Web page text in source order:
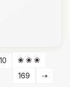
10
❀ ❀ ❀
169
⇢